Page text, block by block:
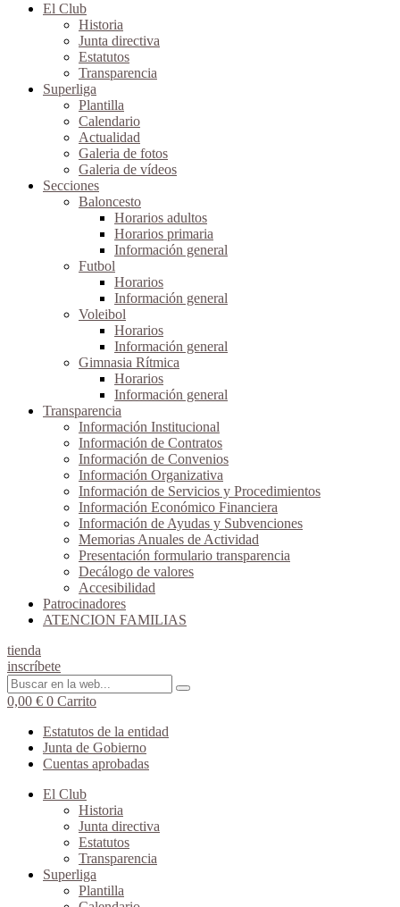
El Club
Historia
Junta directiva
Estatutos
Transparencia
Superliga
Plantilla
Calendario
Actualidad
Galeria de fotos
Galeria de vídeos
Secciones
Baloncesto
Horarios adultos
Horarios primaria
Información general
Futbol
Horarios
Información general
Voleibol
Horarios
Información general
Gimnasia Rítmica
Horarios
Información general
Transparencia
Información Institucional
Información de Contratos
Información de Convenios
Información Organizativa
Información de Servicios y Procedimientos
Información Económico Financiera
Información de Ayudas y Subvenciones
Memorias Anuales de Actividad
Presentación formulario transparencia
Decálogo de valores
Accesibilidad
Patrocinadores
ATENCION FAMILIAS
tienda
inscríbete
0,00 € 0 Carrito
Estatutos de la entidad
Junta de Gobierno
Cuentas aprobadas
El Club
Historia
Junta directiva
Estatutos
Transparencia
Superliga
Plantilla